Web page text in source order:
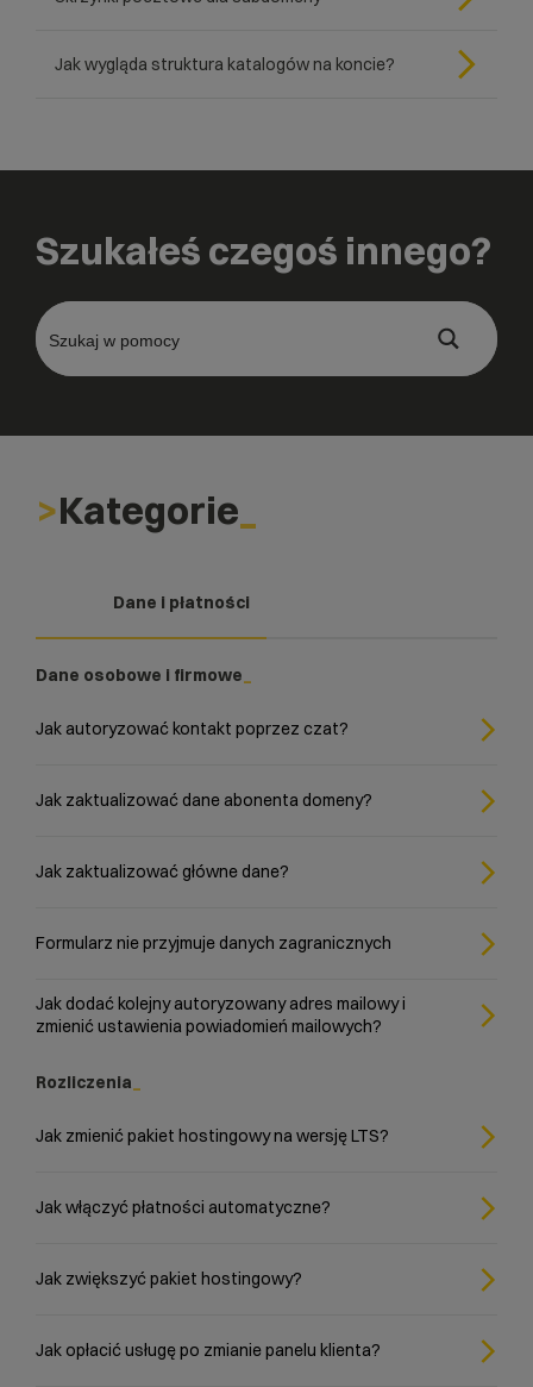
Jak wygląda struktura katalogów na koncie?
Szukałeś czegoś innego?
Kategorie
Dane i płatności
Dane osobowe i firmowe
Jak autoryzować kontakt poprzez czat?
Jak zaktualizować dane abonenta domeny?
Jak zaktualizować główne dane?
Formularz nie przyjmuje danych zagranicznych
Jak dodać kolejny autoryzowany adres mailowy i
zmienić ustawienia powiadomień mailowych?
Rozliczenia
Jak zmienić pakiet hostingowy na wersję LTS?
Jak włączyć płatności automatyczne?
Jak zwiększyć pakiet hostingowy?
Jak opłacić usługę po zmianie panelu klienta?